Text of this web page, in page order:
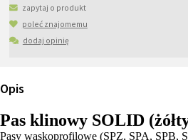
zapytaj o produkt
poleć znajomemu
dodaj opinię
Opis
Pas klinowy SOLID
Pasy wąskoprofilowe (SPZ, SPA, SPB,